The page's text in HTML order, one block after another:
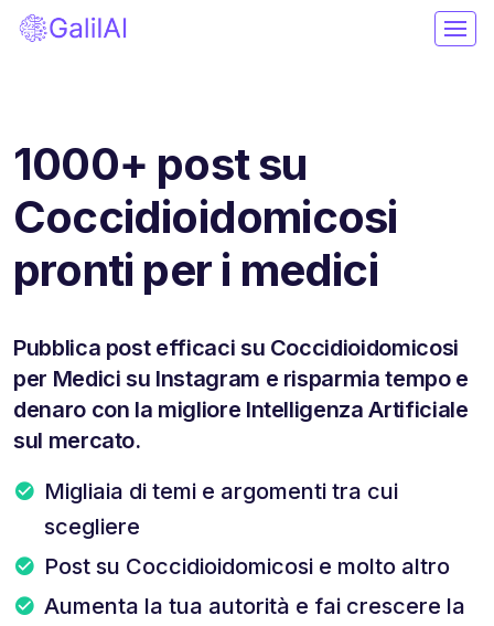
1000+ post su
Coccidioidomicosi
pronti per i medici
Pubblica post efficaci su Coccidioidomicosi
per Medici su Instagram e risparmia tempo e
denaro con la migliore Intelligenza Artificiale
sul mercato.
Migliaia di temi e argomenti tra cui
scegliere
Post su Coccidioidomicosi e molto altro
Aumenta la tua autorità e fai crescere la